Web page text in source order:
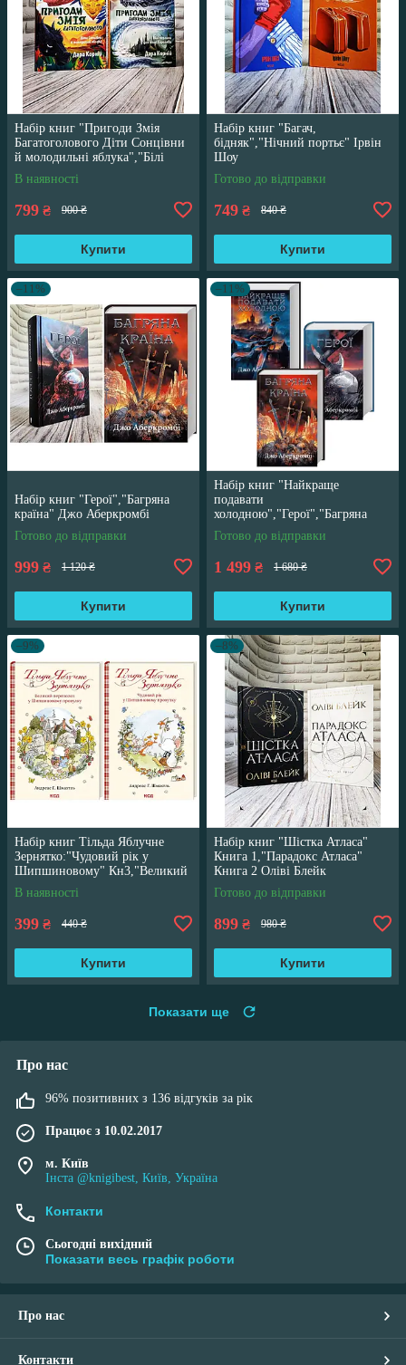
Набір книг "Пригоди Змія
Багатоголового Діти Сонцівни
й молодильні яблука","Білі
перлини для Білої Королеви"
В наявності
799 ₴ 900 ₴
Купити
Набір книг "Багач,
бідняк","Нічний портьє" Ірвін
Шоу
Готово до відправки
749 ₴ 840 ₴
Купити
–11%
Набір книг "Герої","Багряна
країна" Джо Аберкромбі
Готово до відправки
999 ₴ 1 120 ₴
Купити
–11%
Набір книг "Найкраще
подавати
холодною","Герої","Багряна
країна" Джо Аберкромбі
Готово до відправки
1 499 ₴ 1 680 ₴
Купити
–9%
Набір книг Тільда Яблучне
Зернятко:"Чудовий рік у
Шипшиновому" Кн3,"Великий
переполох" Кн 4
В наявності
399 ₴ 440 ₴
Купити
–8%
Набір книг "Шістка Атласа"
Книга 1,"Парадокс Атласа"
Книга 2 Оліві Блейк
Готово до відправки
899 ₴ 980 ₴
Купити
Показати ще
Про нас
96% позитивних з 136 відгуків за рік
Працює з 10.02.2017
м. Київ
Інста @knigibest, Київ, Україна
Контакти
Сьогодні вихідний
Показати весь графік роботи
Про нас
Контакти